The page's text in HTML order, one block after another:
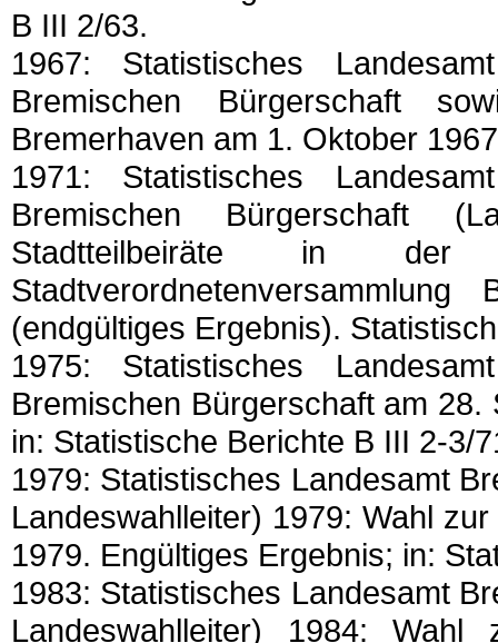
B III 2/63.
1967: Statistisches
Bremischen Bürgerschaft
Bremerhaven am 1. Oktober
1971: Statistisches
Bremischen Bürgerschaft
Stadtteilbeiräte in
(endgültiges Ergebnis).
1975: Statistisches
Bremischen Bürgerschaft am
in: Statistische Berichte B III 2-3/
1979: Statistisches Landesamt
Landeswahlleiter) 1979: Wahl
1979. Engültiges Ergebnis; in:
1983: Statistisches Landesamt
Landeswahlleiter) 1984: